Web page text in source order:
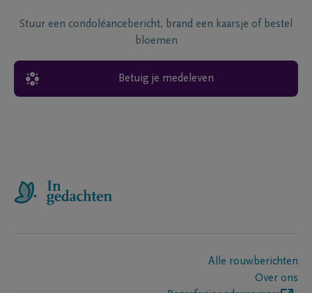
Stuur een condoléancebericht, brand een kaarsje of bestel
bloemen
Betuig je medeleven
Alle rouwberichten
Over ons